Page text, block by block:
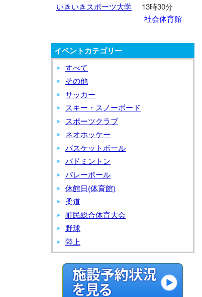
い
き
ス
ポ
ー
ツ
いきいきスポーツ大学
13時30分
社会体育館
イベントカテゴリー
すべて
その他
サッカー
スキー・スノーボード
スポーツクラブ
ネオホッケー
バスケットボール
バドミントン
バレーボール
休館日(体育館)
柔道
町民総合体育大会
野球
陸上